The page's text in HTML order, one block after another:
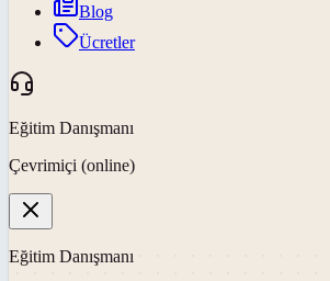
Blog
Ücretler
Eğitim Danışmanı
Çevrimiçi (online)
Eğitim Danışmanı